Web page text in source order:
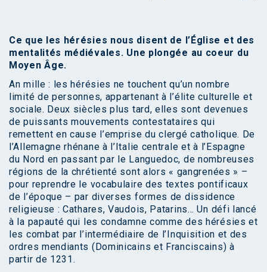
Ce que les hérésies nous disent de l’Église et des
mentalités médiévales. Une plongée au coeur du
Moyen Âge.
An mille : les hérésies ne touchent qu’un nombre
limité de personnes, appartenant à l’élite culturelle et
sociale. Deux siècles plus tard, elles sont devenues
de puissants mouvements contestataires qui
remettent en cause l’emprise du clergé catholique. De
l’Allemagne rhénane à l’Italie centrale et à l’Espagne
du Nord en passant par le Languedoc, de nombreuses
régions de la chrétienté sont alors « gangrenées » –
pour reprendre le vocabulaire des textes pontificaux
de l’époque – par diverses formes de dissidence
religieuse : Cathares, Vaudois, Patarins… Un défi lancé
à la papauté qui les condamne comme des hérésies et
les combat par l’intermédiaire de l’Inquisition et des
ordres mendiants (Dominicains et Franciscains) à
partir de 1231.